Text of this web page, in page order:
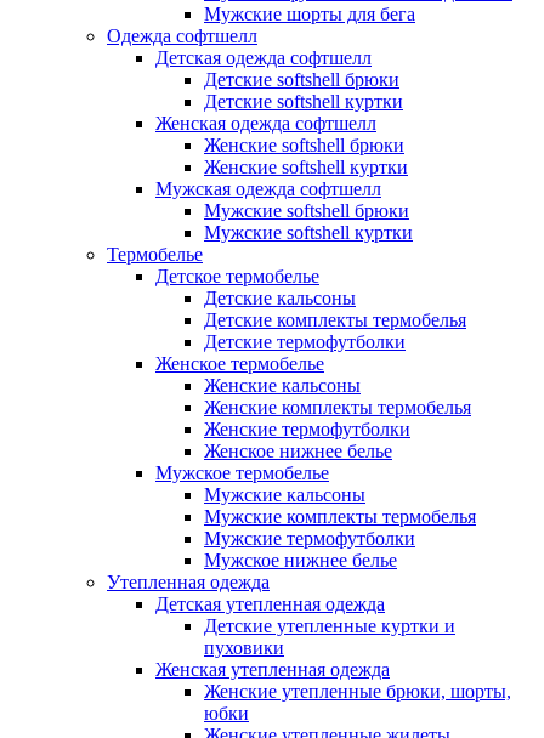
Мужские шорты для бега
Одежда софтшелл
Детская одежда софтшелл
Детские softshell брюки
Детские softshell куртки
Женская одежда софтшелл
Женские softshell брюки
Женские softshell куртки
Мужская одежда софтшелл
Мужские softshell брюки
Мужские softshell куртки
Термобелье
Детское термобелье
Детские кальсоны
Детские комплекты термобелья
Детские термофутболки
Женское термобелье
Женские кальсоны
Женские комплекты термобелья
Женские термофутболки
Женское нижнее белье
Мужское термобелье
Мужские кальсоны
Мужские комплекты термобелья
Мужские термофутболки
Мужское нижнее белье
Утепленная одежда
Детская утепленная одежда
Детские утепленные куртки и
пуховики
Женская утепленная одежда
Женские утепленные брюки, шорты,
юбки